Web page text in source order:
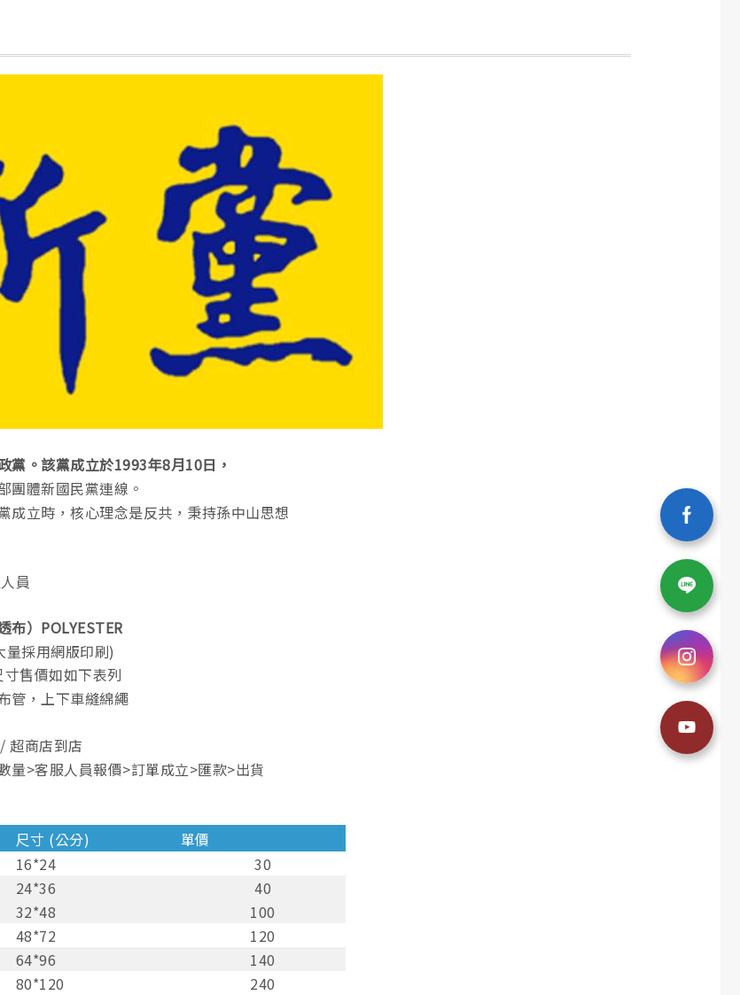
黨。該黨成立於1993年8月10日，
團體新國民黨連線。
成立時，核心理念是反共，秉持孫中山思想
員
布）POLYESTER
量採用網版印刷)
售價如如下表列
管，上下車縫綿繩
超商店到店
量>客服人員報價>訂單成立>匯款>出貨
尺寸 (公分)
單價
16*24
30
24*36
40
32*48
100
48*72
120
64*96
140
80*120
240